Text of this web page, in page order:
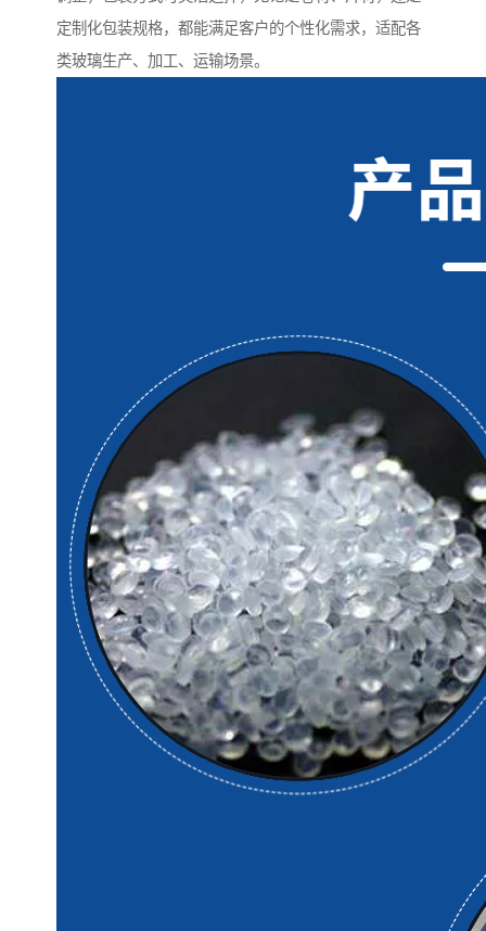
定制化包装规格，都能满足客户的个性化需求，适配各
类玻璃生产、加工、运输场景。